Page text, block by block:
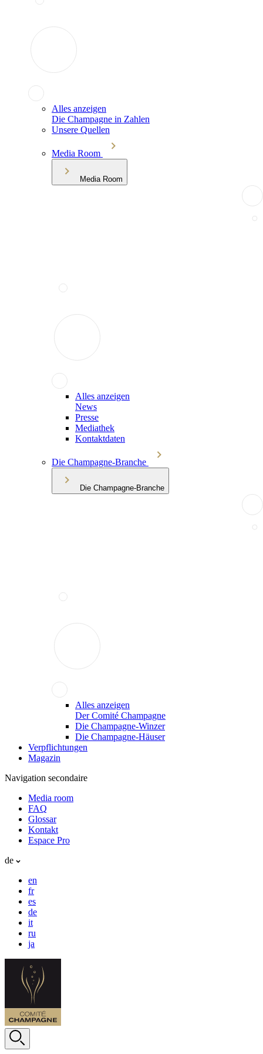
Alles anzeigen
Die Champagne in Zahlen
Unsere Quellen
Media Room
Media Room
Alles anzeigen
News
Presse
Mediathek
Kontaktdaten
Die Champagne-Branche
Die Champagne-Branche
Alles anzeigen
Der Comité Champagne
Die Champagne-Winzer
Die Champagne-Häuser
Verpflichtungen
Magazin
Navigation secondaire
Media room
FAQ
Glossar
Kontakt
Espace Pro
de
en
fr
es
de
it
ru
ja